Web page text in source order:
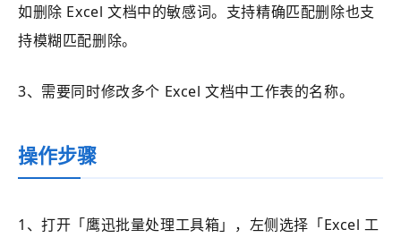
如删除 Excel 文档中的敏感词。支持精确匹配删除也支
持模糊匹配删除。
3、需要同时修改多个 Excel 文档中工作表的名称。
操作步骤
1、打开 「鹰迅批量处理工具箱」 ，左侧选择 「Excel 工